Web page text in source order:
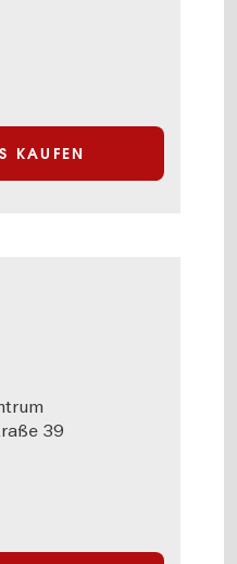
KAUFEN
39